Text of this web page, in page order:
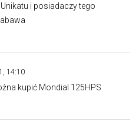
i posiadaczy tego
14:10
kupić Mondial 125HPS